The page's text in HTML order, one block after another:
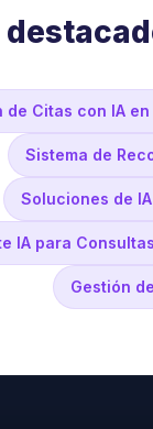
de Citas con IA en
Sistema de
Soluciones de
IA para
Gestión